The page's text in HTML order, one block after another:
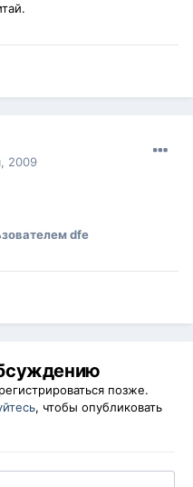
2009
dfe
позже.
, чтобы опубликовать